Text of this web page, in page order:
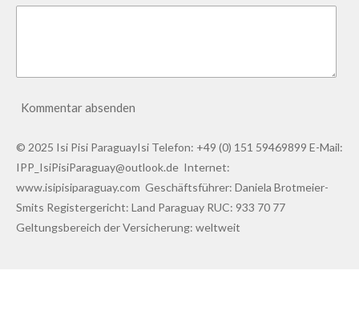
Kommentar absenden
© 2025 Isi Pisi ParaguayIsi Telefon: +49 (0) 151 59469899 E-Mail:
IPP_IsiPisiParaguay@outlook.de Internet:
www.isipisiparaguay.com Geschäftsführer: Daniela Brotmeier-
Smits Registergericht: Land Paraguay RUC: 933 70 77
Geltungsbereich der Versicherung: weltweit